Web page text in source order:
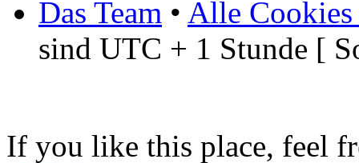
Das Team • Alle Cookies
sind UTC + 1 Stunde [
If you like this place, feel